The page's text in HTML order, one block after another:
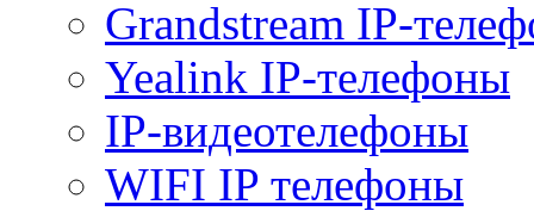
Grandstream IP-
Yealink IP-телефоны
IP-видеотелефоны
WIFI IP телефоны